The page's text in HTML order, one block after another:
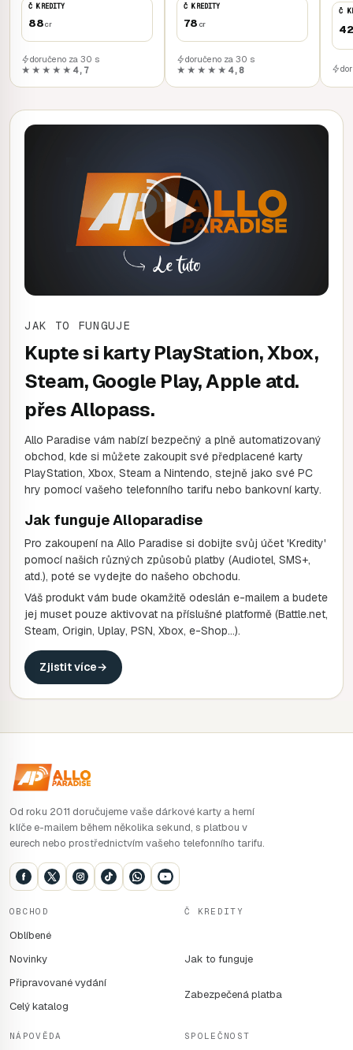
Č KREDITY
88cr
doručeno za 30 s
★★★★★ 4,7
Č KREDITY
78 cr
doručeno za 30 s
★★★★★ 4,8
Č
JAK TO FUNGUJE
Kupte si karty PlayStation, Xbox,
Steam, Google Play, Apple atd.
přes Allopass.
Allo Paradise vám nabízí bezpečný a plně automatizovaný
obchod, kde si můžete zakoupit své předplacené karty
PlayStation, Xbox, Steam a Nintendo, stejně jako své PC
hry pomocí vašeho telefonního tarifu nebo bankovní karty.
Jak funguje Alloparadise
Pro zakoupení na Allo Paradise si dobijte svůj účet 'Kredity'
pomocí našich různých způsobů platby (Audiotel, SMS+,
atd.), poté se vydejte do našeho obchodu.
Váš produkt vám bude okamžitě odeslán e-mailem a budete
jej muset pouze aktivovat na příslušné platformě (Battle.net,
Steam, Origin, Uplay, PSN, Xbox, e-Shop...).
Zjistit více→
Od roku 2011 doručujeme vaše dárkové karty a herní
klíče e-mailem během několika sekund, s platbou v
eurech nebo prostřednictvím vašeho telefonního tarifu.
OBCHOD
Oblíbené
Novinky
Připravované vydání
Celý katalog
Č KREDITY
Jak to funguje
Zabezpečená platba
NÁPOVĚDA SPOLEČNOST